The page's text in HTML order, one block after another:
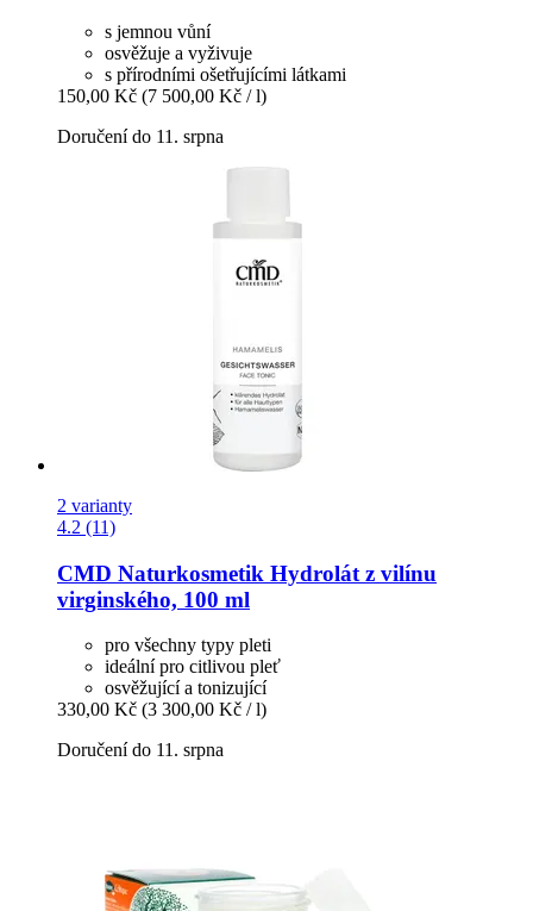
s jemnou vůní
osvěžuje a vyživuje
s přírodními ošetřujícími látkami
150,00 Kč (7 500,00 Kč / l)
Doručení do 11. srpna
2 varianty
4.2 (11)
CMD Naturkosmetik Hydrolát z vilínu
virginského, 100 ml
pro všechny typy pleti
ideální pro citlivou pleť
osvěžující a tonizující
330,00 Kč (3 300,00 Kč / l)
Doručení do 11. srpna